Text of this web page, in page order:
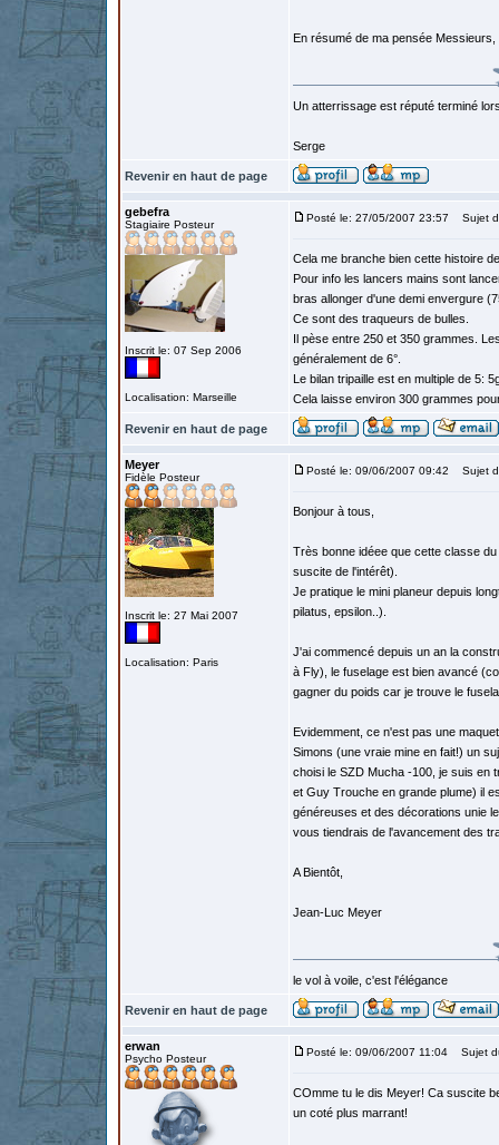
En résumé de ma pensée
Un atterrissage est réputé terminé
Serge
Revenir en haut de page
gebefra
Stagiaire Posteur
Inscrit le: 07 Sep 2006
Localisation: Marseille
Posté le: 27/05/2007 23:57 Sujet
Cela me branche bien cette histoire
Pour info les lancers mains sont
bras allonger d'une demi envergure
Ce sont des traqueurs de bulles.
Il pèse entre 250 et 350 grammes.
généralement de 6°.
Le bilan tripaille est en multiple de 5:
Cela laisse environ 300 grammes
Revenir en haut de page
Meyer
Fidèle Posteur
Inscrit le: 27 Mai 2007
Localisation: Paris
Posté le: 09/06/2007 09:42 Sujet
Bonjour à tous,
Très bonne idéee que cette classe
suscite de l'intérêt).
Je pratique le mini planeur depuis
pilatus, epsilon..).
J'ai commencé depuis un an la
à Fly), le fuselage est bien avancé
gagner du poids car je trouve le
Evidemment, ce n'est pas une
Simons (une vraie mine en fait!) un
choisi le SZD Mucha -100, je suis en
et Guy Trouche en grande plume) il
généreuses et des décorations unie
vous tiendrais de l'avancement des
A Bientôt,
Jean-Luc Meyer
le vol à voile, c'est l'élégance
Revenir en haut de page
erwan
Psycho Posteur
Posté le: 09/06/2007 11:04 Sujet
COmme tu le dis Meyer! Ca suscite
un coté plus marrant!